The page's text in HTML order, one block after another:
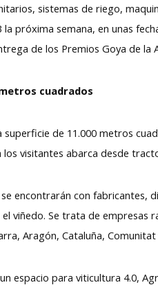
sistemas de riego,
próxima semana, en unas
de los Premios Goya de la
cuadrados
superficie de 11.000 metros
visitantes abarca desde
encontrarán con
viñedo. Se trata de empresas
Aragón, Cataluña,
espacio para viticultura 4.0,